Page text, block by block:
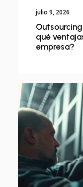
julio 9, 2026
qué
empresa?